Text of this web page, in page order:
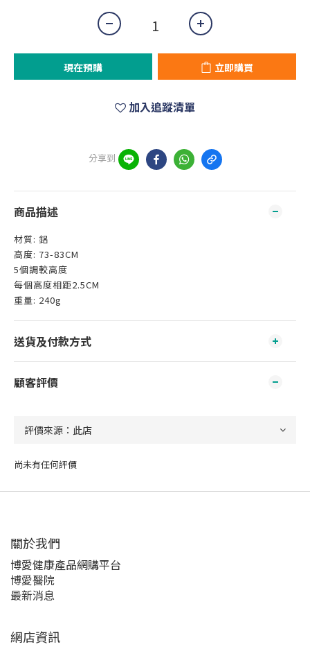
現在預購 立即購買
加入追蹤清單
分享到
商品描述
材質: 鋁
高度: 73-83CM
5個調較高度
每個高度相距2.5CM
重量: 240g
送貨及付款方式
顧客評價
尚未有任何評價
關於我們‎
博愛健康產品網購平台
博愛醫院
最新消息
網店資訊